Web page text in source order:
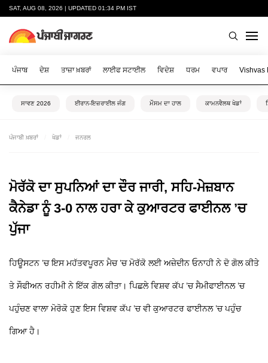
SAT, AUG 08, 2026 | UPDATED 01:34 PM IST
ਪੰਜਾਬ ਦੇਸ਼ ਤਾਜ਼ਾ ਖ਼ਬਰਾਂ ਲਾਈਫ ਸਟਾਈਲ ਵਿਦੇਸ਼ ਧਰਮ ਵਪਾਰ Vishvas
ਸਾਵਣ 2026 ਈਰਾਨ-ਇਜ਼ਰਾਈਲ ਜੰਗ ਮੌਸਮ ਦਾ ਹਾਲ ਕਾਮਨਵੈਲਥ ਖੇਡਾਂ
ਪੰਜਾਬੀ ਖ਼ਬਰਾਂ ਖੇਡਾਂ ਜਨਰਲ
ਮੋਰੱਕੋ ਦਾ ਸੁਪਨਿਆਂ ਦਾ ਦੌਰ ਜਾਰੀ, ਸਹਿ-ਮੇਜ਼ਬਾਨ
ਕੈਨੇਡਾ ਨੂੰ 3-0 ਨਾਲ ਹਰਾ ਕੇ ਕੁਆਰਟਰ ਫਾਈਨਲ ’ਚ
ਪੁੱਜਾ
ਹਿਊਸਟਨ ’ਚ ਇਸ ਮਹੱਤਵਪੂਰਨ ਮੈਚ ’ਚ ਮੋਰੱਕੋ ਲਈ ਅਜ਼ੇਦੀਨ ਓਨਾਹੀ ਨੇ ਦੋ ਗੋਲ ਕੀਤੇ
ਤੇ ਸੌਫੀਅਨ ਰਹੀਮੀ ਨੇ ਇੱਕ ਗੋਲ ਕੀਤਾ। ਪਿਛਲੇ ਵਿਸ਼ਵ ਕੱਪ ’ਚ ਸੈਮੀਫਾਈਨਲ ’ਚ
ਪਹੁੰਚਣ ਵਾਲਾ ਮੋਰੋਕੋ ਹੁਣ ਇਸ ਵਿਸ਼ਵ ਕੱਪ ’ਚ ਵੀ ਕੁਆਰਟਰ ਫਾਈਨਲ ’ਚ ਪਹੁੰਚ
ਗਿਆ ਹੈ।